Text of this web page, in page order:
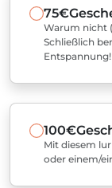
75€
Warum nicht
Schließlich
Entspannung!
100€
Mit diesem
oder einem/